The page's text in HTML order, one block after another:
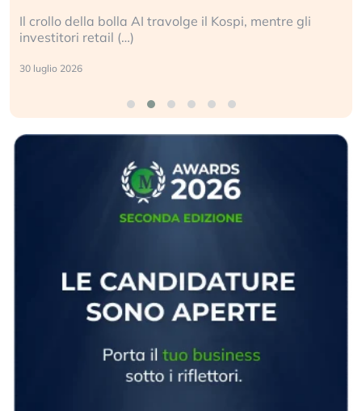
bolla AI travolge il Kospi, mentre gli
(…)
La ricchezza